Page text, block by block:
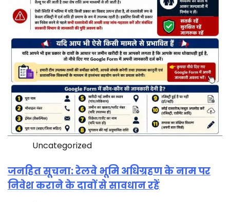
Uncategorized
जनहित सूचना: रेलवे भूमि अधिग्रहण के नाम पर
निवेश कराने के दावों से सावधान रहें